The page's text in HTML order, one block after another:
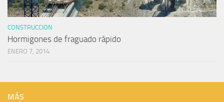
CONSTRUCCION
Hormigones de fraguado rápido
ENERO 7, 2014
MÁS